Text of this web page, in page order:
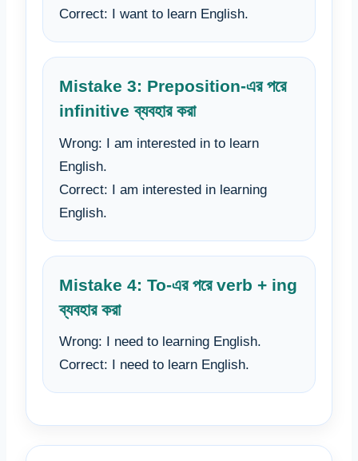
Correct: I want to learn English.
Mistake 3: Preposition-এর পরে
infinitive ব্যবহার করা
Wrong: I am interested in to learn
English.
Correct: I am interested in learning
English.
Mistake 4: To-এর পরে verb + ing
ব্যবহার করা
Wrong: I need to learning English.
Correct: I need to learn English.